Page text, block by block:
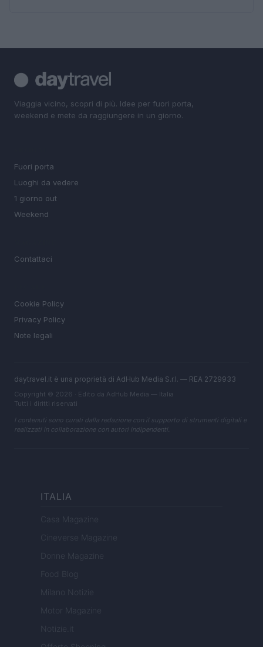
Viaggia vicino, scopri di più. Idee per fuori porta,
weekend e mete da raggiungere in un giorno.
Fuori porta
Luoghi da vedere
1 giorno out
Weekend
Contattaci
Cookie Policy
Privacy Policy
Note legali
daytravel.it è una proprietà di AdHub Media S.r.l. — REA 2729933
Copyright © 2026 · Edito da AdHub Media — Italia
Tutti i diritti riservati
I contenuti sono curati dalla redazione con il supporto di strumenti digitali e
realizzati in collaborazione con autori indipendenti.
ITALIA
Casa Magazine
Cineverse Magazine
Donne Magazine
Food Blog
Milano Notizie
Motor Magazine
Notizie.it